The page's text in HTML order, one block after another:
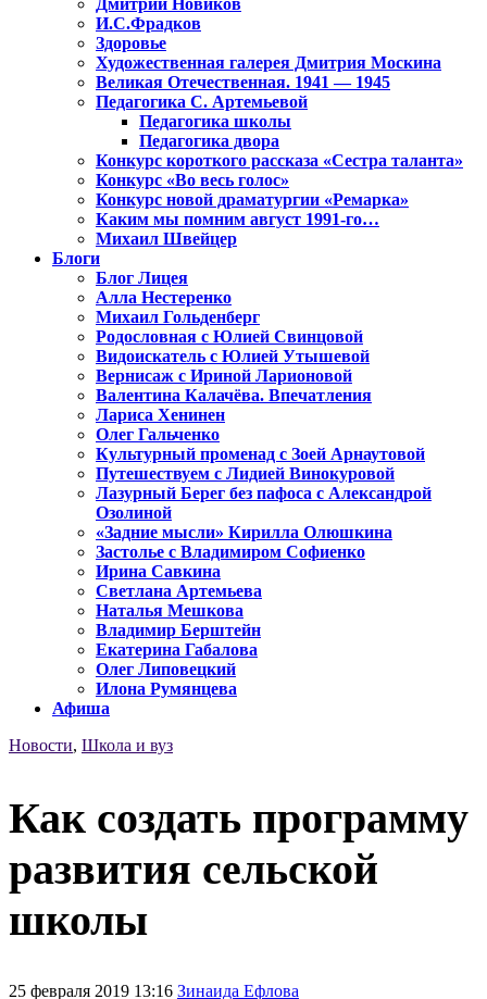
Дмитрий Новиков
И.С.Фрадков
Здоровье
Художественная галерея Дмитрия Москина
Великая Отечественная. 1941 — 1945
Педагогика С. Артемьевой
Педагогика школы
Педагогика двора
Конкурс короткого рассказа «Сестра таланта»
Конкурс «Во весь голос»
Конкурс новой драматургии «Ремарка»
Каким мы помним август 1991-го…
Михаил Швейцер
Блоги
Блог Лицея
Алла Нестеренко
Михаил Гольденберг
Родословная с Юлией Свинцовой
Видоискатель с Юлией Утышевой
Вернисаж с Ириной Ларионовой
Валентина Калачёва. Впечатления
Лариса Хенинен
Олег Гальченко
Культурный променад с Зоей Арнаутовой
Путешествуем с Лидией Винокуровой
Лазурный Берег без пафоса с Александрой
Озолиной
«Задние мысли» Кирилла Олюшкина
Застолье с Владимиром Софиенко
Ирина Савкина
Светлана Артемьева
Наталья Мешкова
Владимир Берштейн
Екатерина Габалова
Олег Липовецкий
Илона Румянцева
Афиша
Новости, Школа и вуз
Как создать программу
развития сельской
школы
25 февраля 2019 13:16 Зинаида Ефлова